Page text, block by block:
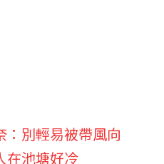
別輕易被帶風向
池塘好冷